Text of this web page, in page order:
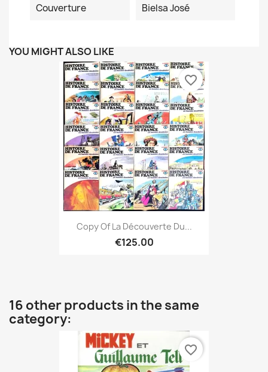
Couverture Bielsa José
YOU MIGHT ALSO LIKE
Copy Of La Découverte Du...
€125.00
favorite_border
16 other products in the same
category:
favorite_border